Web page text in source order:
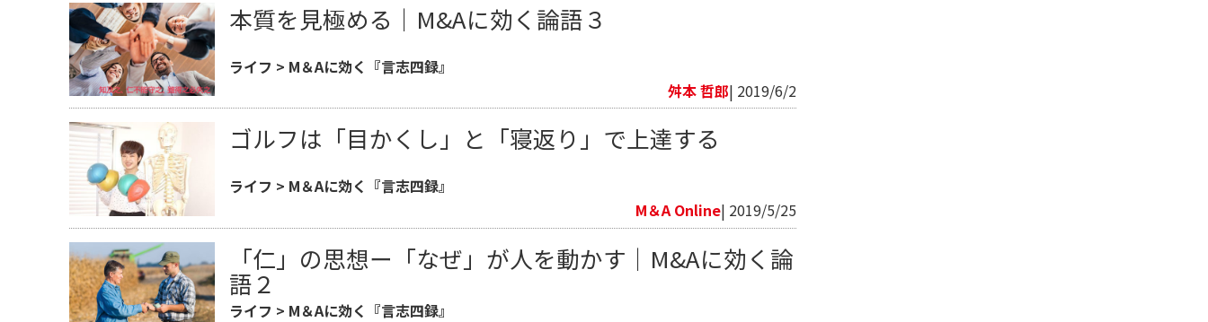
本質を見極める｜M&Aに効く論語３
ライフ > M＆Aに効く『言志四録』
舛本 哲郎| 2019/6/2
ゴルフは「目かくし」と「寝返り」で上達する
ライフ > M＆Aに効く『言志四録』
M＆A Online| 2019/5/25
「仁」の思想ー「なぜ」が人を動かす｜M&Aに効く論
語２
ライフ > M＆Aに効く『言志四録』